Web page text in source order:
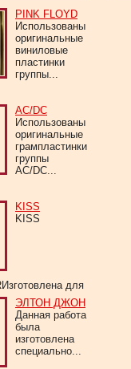
PINK FLOYD
Использованы
оригинальные
виниловые
пластинки
группы...
AC/DC
Использованы
оригинальные
грампластинки
группы
AC/DC...
KISS
KISS
для
ЭЛТОН ДЖОН
Данная работа
была
изготовлена
специально...